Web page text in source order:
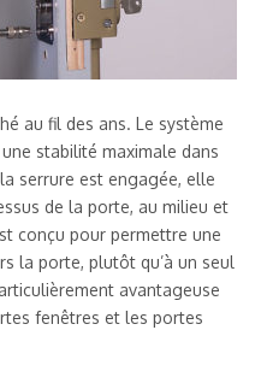
au fil des ans. Le système
stabilité maximale dans
serrure est engagée, elle
de la porte, au milieu et
conçu pour permettre une
la porte, plutôt qu’à un seul
avantageuse
fenêtres et les portes